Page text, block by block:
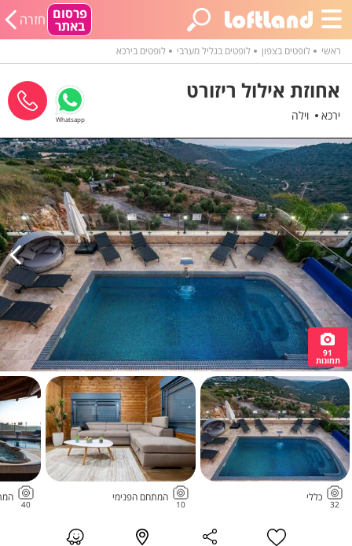
פרסום
באתר חזרה
ראשי לופטים בצפון לופטים בגליל מערבי לופטים בירכא
אחוזת אילול ריזורט
ירכא וילה Whatsapp
91
תמונות
32
כללי
10
המתחם הפנימי
40